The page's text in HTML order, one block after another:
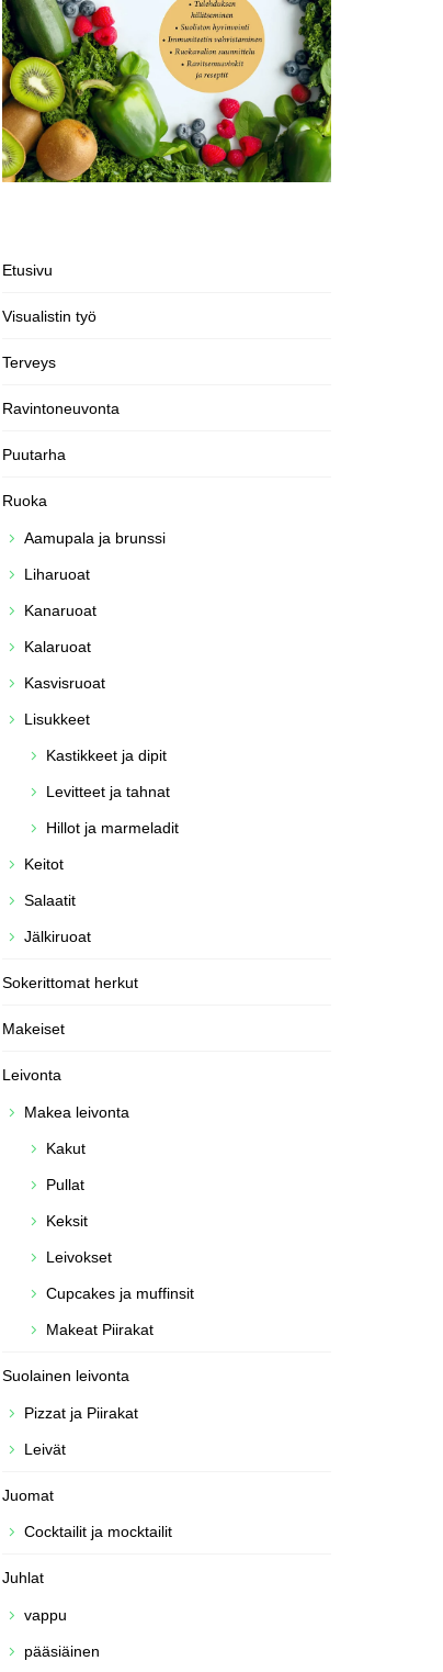
Etusivu
Visualistin työ
Terveys
Ravintoneuvonta
Puutarha
Ruoka
Aamupala ja brunssi
Liharuoat
Kanaruoat
Kalaruoat
Kasvisruoat
Lisukkeet
Kastikkeet ja dipit
Levitteet ja tahnat
Hillot ja marmeladit
Keitot
Salaatit
Jälkiruoat
Sokerittomat herkut
Makeiset
Leivonta
Makea leivonta
Kakut
Pullat
Keksit
Leivokset
Cupcakes ja muffinsit
Makeat Piirakat
Suolainen leivonta
Pizzat ja Piirakat
Leivät
Juomat
Cocktailit ja mocktailit
Juhlat
vappu
pääsiäinen